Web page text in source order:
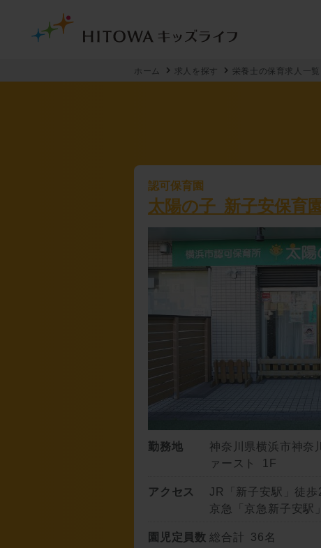
ホーム 求人を探す 栄養士の保育求人一覧
認可保育園
太陽の子 新子安保育園
勤務地
神奈川県横浜市神奈
ァースト 1F
アクセス
JR「新子安駅」徒歩
京急「京急新子安駅
園児定員数 総合計 36名